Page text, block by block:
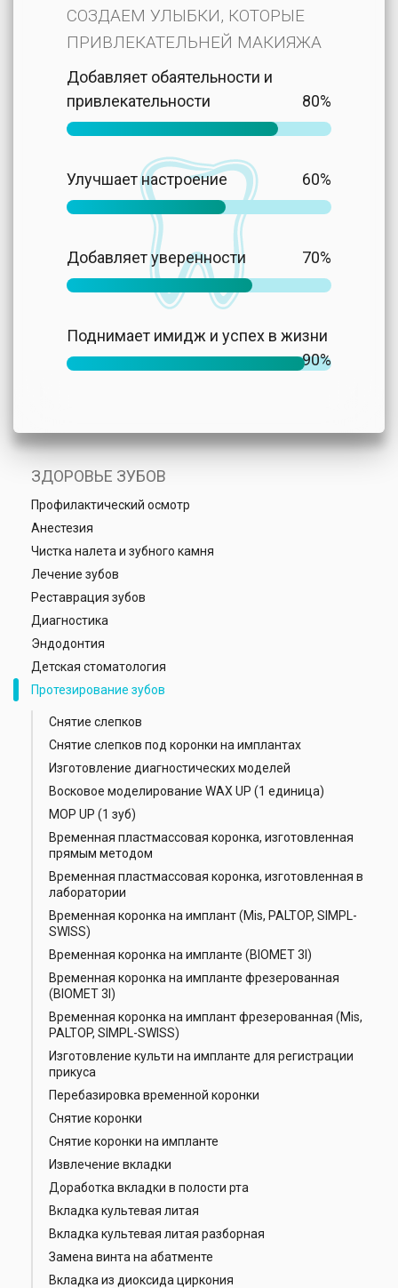
СОЗДАЕМ УЛЫБКИ, КОТОРЫЕ
ПРИВЛЕКАТЕЛЬНЕЙ МАКИЯЖА
Добавляет обаятельности и
привлекательности
80%
Улучшает настроение 60%
Добавляет уверенности 70%
Поднимает имидж и успех в жизни
90%
ЗДОРОВЬЕ ЗУБОВ
Профилактический осмотр
Анестезия
Чистка налета и зубного камня
Лечение зубов
Реставрация зубов
Диагностика
Эндодонтия
Детская стоматология
Протезирование зубов
Снятие слепков
Снятие слепков под коронки на имплантах
Изготовление диагностических моделей
Восковое моделирование WAX UР (1 единица)
MOP UP (1 зуб)
Временная пластмассовая коронка, изготовленная
прямым методом
Временная пластмассовая коронка, изготовленная в
лаборатории
Временная коронка на имплант (Mis, PALTOP, SIMPL-
SWISS)
Временная коронка на импланте (BIOMET 3I)
Временная коронка на импланте фрезерованная
(BIOMET 3I)
Временная коронка на имплант фрезерованная (Mis,
PALTOP, SIMPL-SWISS)
Изготовление культи на импланте для регистрации
прикуса
Перебазировка временной коронки
Снятие коронки
Снятие коронки на импланте
Извлечение вкладки
Доработка вкладки в полости рта
Вкладка культевая литая
Вкладка культевая литая разборная
Замена винта на абатменте
Вкладка из диоксида циркония